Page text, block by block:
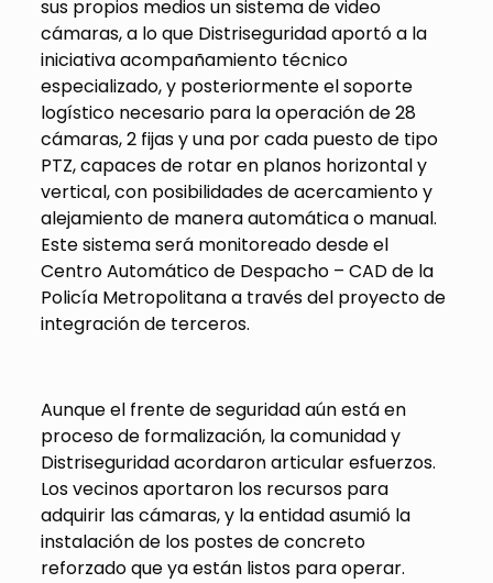
sus propios medios un sistema de video
cámaras, a lo que Distriseguridad aportó a la
iniciativa acompañamiento técnico
especializado, y posteriormente el soporte
logístico necesario para la operación de 28
cámaras, 2 fijas y una por cada puesto de tipo
PTZ, capaces de rotar en planos horizontal y
vertical, con posibilidades de acercamiento y
alejamiento de manera automática o manual.
Este sistema será monitoreado desde el
Centro Automático de Despacho – CAD de la
Policía Metropolitana a través del proyecto de
integración de terceros.
Aunque el frente de seguridad aún está en
proceso de formalización, la comunidad y
Distriseguridad acordaron articular esfuerzos.
Los vecinos aportaron los recursos para
adquirir las cámaras, y la entidad asumió la
instalación de los postes de concreto
reforzado que ya están listos para operar.